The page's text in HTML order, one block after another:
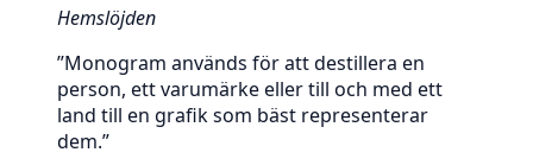
Hemslöjden
”Monogram används för att destillera en
person, ett varumärke eller till och med ett
land till en grafik som bäst representerar
dem.”